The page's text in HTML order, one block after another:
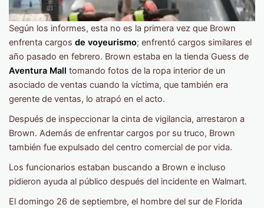
Según los informes, esta no es la primera vez que Brown
enfrenta cargos de voyeurismo; enfrentó cargos similares el
año pasado en febrero. Brown estaba en la tienda Guess de
Aventura Mall tomando fotos de la ropa interior de un
asociado de ventas cuando la víctima, que también era
gerente de ventas, lo atrapó en el acto.
Después de inspeccionar la cinta de vigilancia, arrestaron a
Brown. Además de enfrentar cargos por su truco, Brown
también fue expulsado del centro comercial de por vida.
Los funcionarios estaban buscando a Brown e incluso
pidieron ayuda al público después del incidente en Walmart.
El domingo 26 de septiembre, el hombre del sur de Florida